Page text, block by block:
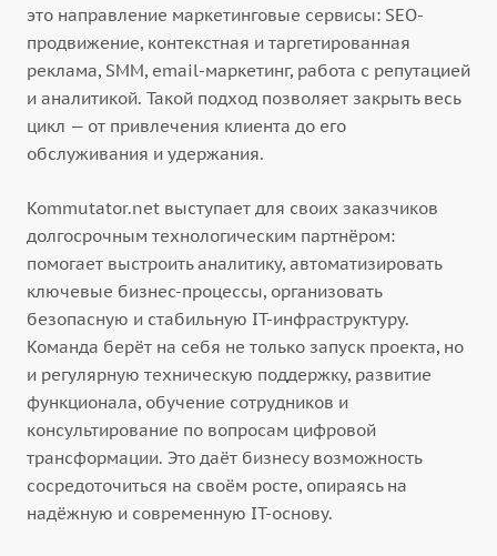
это направление маркетинговые сервисы: SEO-
продвижение, контекстная и таргетированная
реклама, SMM, email-маркетинг, работа с репутацией
и аналитикой. Такой подход позволяет закрыть весь
цикл — от привлечения клиента до его
обслуживания и удержания.
Kommutator.net выступает для своих заказчиков
долгосрочным технологическим партнёром:
помогает выстроить аналитику, автоматизировать
ключевые бизнес-процессы, организовать
безопасную и стабильную IT-инфраструктуру.
Команда берёт на себя не только запуск проекта, но
и регулярную техническую поддержку, развитие
функционала, обучение сотрудников и
консультирование по вопросам цифровой
трансформации. Это даёт бизнесу возможность
сосредоточиться на своём росте, опираясь на
надёжную и современную IT-основу.